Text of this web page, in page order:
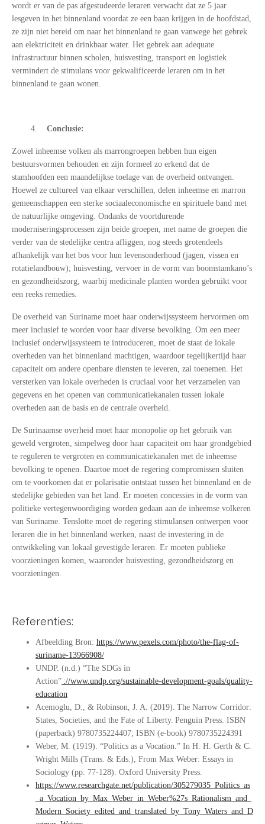
wordt er van de pas afgestudeerde leraren verwacht dat ze 5 jaar
lesgeven in het binnenland voordat ze een baan krijgen in de hoofdstad,
ze zijn niet bereid om naar het binnenland te gaan vanwege het gebrek
aan elektriciteit en drinkbaar water. Het gebrek aan adequate
infrastructuur binnen scholen, huisvesting, transport en logistiek
vermindert de stimulans voor gekwalificeerde leraren om in het
binnenland te gaan wonen.
4. Conclusie:
Zowel inheemse volken als marrongroepen hebben hun eigen
bestuursvormen behouden en zijn formeel zo erkend dat de
stamhoofden een maandelijkse toelage van de overheid ontvangen.
Hoewel ze cultureel van elkaar verschillen, delen inheemse en marron
gemeenschappen een sterke sociaaleconomische en spirituele band met
de natuurlijke omgeving. Ondanks de voortdurende
moderniseringsprocessen zijn beide groepen, met name de groepen die
verder van de stedelijke centra afliggen, nog steeds grotendeels
afhankelijk van het bos voor hun levensonderhoud (jagen, vissen en
rotatielandbouw); huisvesting, vervoer in de vorm van boomstamkano’s
en gezondheidszorg, waarbij medicinale planten worden gebruikt voor
een reeks remedies.
De overheid van Suriname moet haar onderwijssysteem hervormen om
meer inclusief te worden voor haar diverse bevolking. Om een meer
inclusief onderwijssysteem te introduceren, moet de staat de lokale
overheden van het binnenland machtigen, waardoor tegelijkertijd haar
capaciteit om andere openbare diensten te leveren, zal toenemen. Het
versterken van lokale overheden is cruciaal voor het verzamelen van
gegevens en het openen van communicatiekanalen tussen lokale
overheden aan de basis en de centrale overheid.
De Surinaamse overheid moet haar monopolie op het gebruik van
geweld vergroten, simpelweg door haar capaciteit om haar grondgebied
te reguleren te vergroten en communicatiekanalen met de inheemse
bevolking te openen. Daartoe moet de regering compromissen sluiten
om te voorkomen dat er polarisatie ontstaat tussen het binnenland en de
stedelijke gebieden van het land. Er moeten concessies in de vorm van
politieke vertegenwoordiging worden gedaan aan de inheemse volkeren
van Suriname. Tenslotte moet de regering stimulansen ontwerpen voor
leraren die in het binnenland werken, naast de investering in de
ontwikkeling van lokaal gevestigde leraren. Er moeten publieke
voorzieningen komen, waaronder huisvesting, gezondheidszorg en
voorzieningen.
Referenties:
Afbeelding Bron: https://www.pexels.com/photo/the-flag-of-
suriname-13966908/
UNDP. (n.d.) “The SDGs in
Action” ://www.undp.org/sustainable-development-goals/quality-
education
Acemoglu, D., & Robinson, J. A. (2019). The Narrow Corridor:
States, Societies, and the Fate of Liberty. Penguin Press. ISBN
(paperback) 9780735224407; ISBN (e-book) 9780735224391
Weber, M. (1919). “Politics as a Vocation.” In H. H. Gerth & C.
Wright Mills (Trans. & Eds.), From Max Weber: Essays in
Sociology (pp. 77-128). Oxford University Press.
https://www.researchgate.net/publication/305279035_Politics_as
_a_Vocation_by_Max_Weber_in_Weber%27s_Rationalism_and_
Modern_Society_edited_and_translated_by_Tony_Waters_and_D